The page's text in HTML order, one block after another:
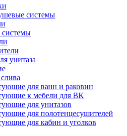
системы
унитаза
для ванн и раковин
к мебели для ВК
для унитазов
для полотенцесушителей
для кабин и уголков